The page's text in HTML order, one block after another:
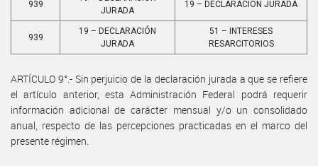
939
JURADA
19 – DECLARACIÓN JURADA
939
19 – DECLARACIÓN
JURADA
51 – INTERESES
RESARCITORIOS
ARTÍCULO 9°.- Sin perjuicio de la declaración jurada a que se refiere
el artículo anterior, esta Administración Federal podrá requerir
información adicional de carácter mensual y/o un consolidado
anual, respecto de las percepciones practicadas en el marco del
presente régimen.